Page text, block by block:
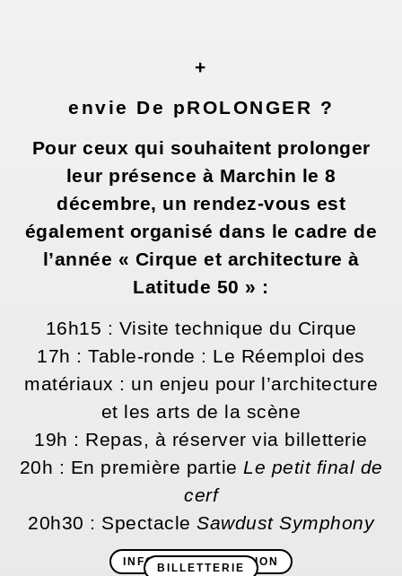
+
envie De pROLONGER ?
Pour ceux qui souhaitent prolonger
leur présence à Marchin le 8
décembre, un rendez-vous est
également organisé dans le cadre de
l’année « Cirque et architecture à
Latitude 50 » :
16h15 : Visite technique du Cirque
17h : Table-ronde : Le Réemploi des
matériaux : un enjeu pour l’architecture
et les arts de la scène
19h : Repas, à réserver via billetterie
20h : En première partie Le petit final de
cerf
20h30 : Spectacle Sawdust Symphony
INFOS ET INSCRIPTION
BILLETTERIE